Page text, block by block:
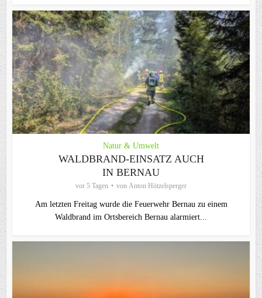
Natur & Umwelt
WALDBRAND-EINSATZ AUCH
IN BERNAU
vor 5 Tagen von Anton Hötzelsperger
Am letzten Freitag wurde die Feuerwehr Bernau zu einem
Waldbrand im Ortsbereich Bernau alarmiert...